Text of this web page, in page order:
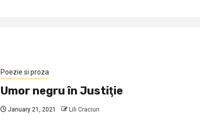
Poezie si proza
Umor negru în Justiţie
January 21, 2021 Lili Craciun